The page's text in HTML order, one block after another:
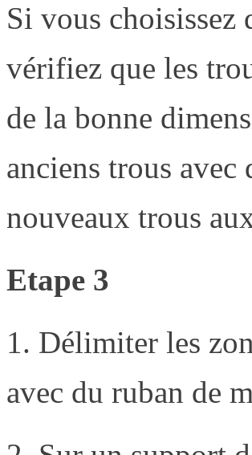
Si vous choisissez
vérifiez que les
de la bonne
anciens trous avec
nouveaux trous
Etape 3
1. Délimiter les
avec du ruban de